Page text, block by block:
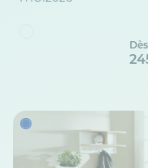
Dès